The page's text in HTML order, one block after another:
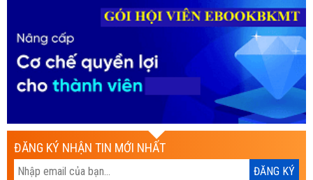
ĐĂNG KÝ NHẬN TIN MỚI NHẤT